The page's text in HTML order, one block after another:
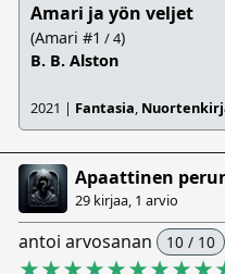
Amari ja yön veljet
(Amari #1 / 4)
B. B. Alston
2021 | Fantasia,
Apaattinen
29 kirjaa, 1 arvio
antoi arvosanan 10 / 10